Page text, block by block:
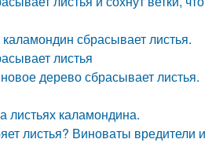
сбрасывает листья.
листья
дерево сбрасывает листья.
листьях каламондина.
листья? Виноваты вредители и